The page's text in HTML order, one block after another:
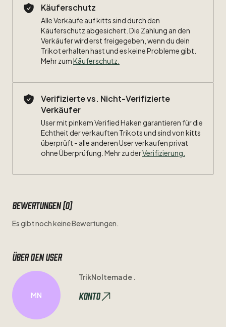
Käuferschutz
Alle Verkäufe auf kitts sind durch den
Käuferschutz abgesichert. Die Zahlung an den
Verkäufer wird erst freigegeben, wenn du dein
Trikot erhalten hast und es keine Probleme gibt.
Mehr zumKäuferschutz
Verifizierte vs. Nicht-Verifizierte
Verkäufer
User mit pinkem Verified Haken garantieren für die
Echtheit der verkauften Trikots und sind von kitts
überprüft - alle anderen User verkaufen privat
ohne Überprüfung. Mehr zu derVerifizierung.
Bewertungen (0)
Es gibt noch keine Bewertungen.
Über den user
MN
TrikNoltemade .
Konto